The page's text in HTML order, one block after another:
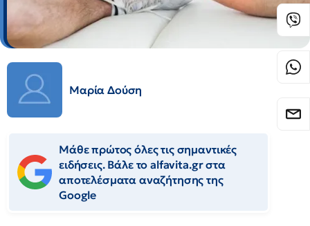
Μαρία Δούση
Μάθε πρώτος όλες τις σημαντικές
ειδήσεις. Βάλε το alfavita.gr στα
αποτελέσματα αναζήτησης της
Google